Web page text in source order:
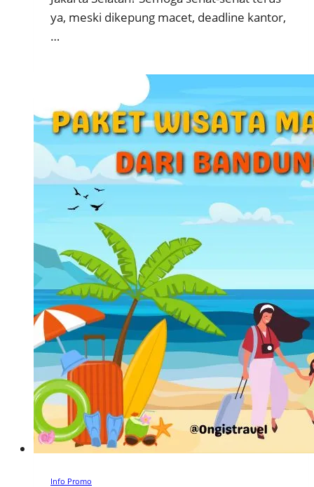
ya, meski dikepung macet, deadline kantor,
…
Info Promo